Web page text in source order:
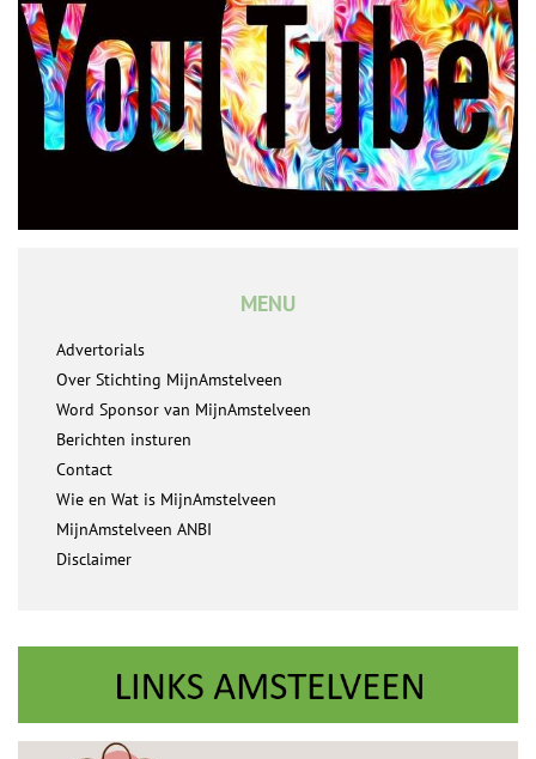
MENU
Advertorials
Over Stichting MijnAmstelveen
Word Sponsor van MijnAmstelveen
Berichten insturen
Contact
Wie en Wat is MijnAmstelveen
MijnAmstelveen ANBI
Disclaimer